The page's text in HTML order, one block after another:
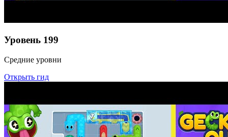
Уровень 199
Средние уровни
Открыть гид